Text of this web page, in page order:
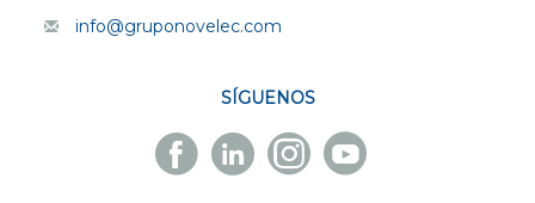
info@gruponovelec.com
SÍGUENOS
Facebook
Novelec
Linkedin
Novelec
Instagram
Novelec
Youtube
Novelec